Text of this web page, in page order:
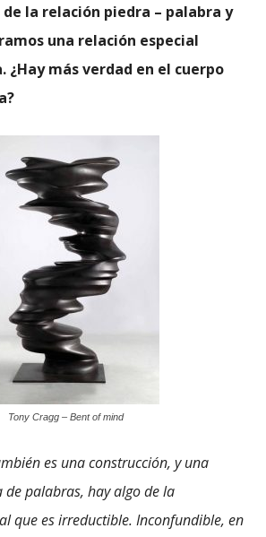
la relación piedra – palabra y
una relación especial
¿Hay más verdad en el cuerpo
Tony Cragg – Bent of mind
es una construcción, y una
de palabras, hay algo de la
que es irreductible. Inconfundible, en